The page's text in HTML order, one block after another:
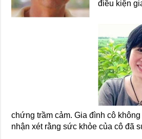
điều kiện
chứng trầm cảm. Gia đình cô
nhận xét rằng sức khỏe của cô đã